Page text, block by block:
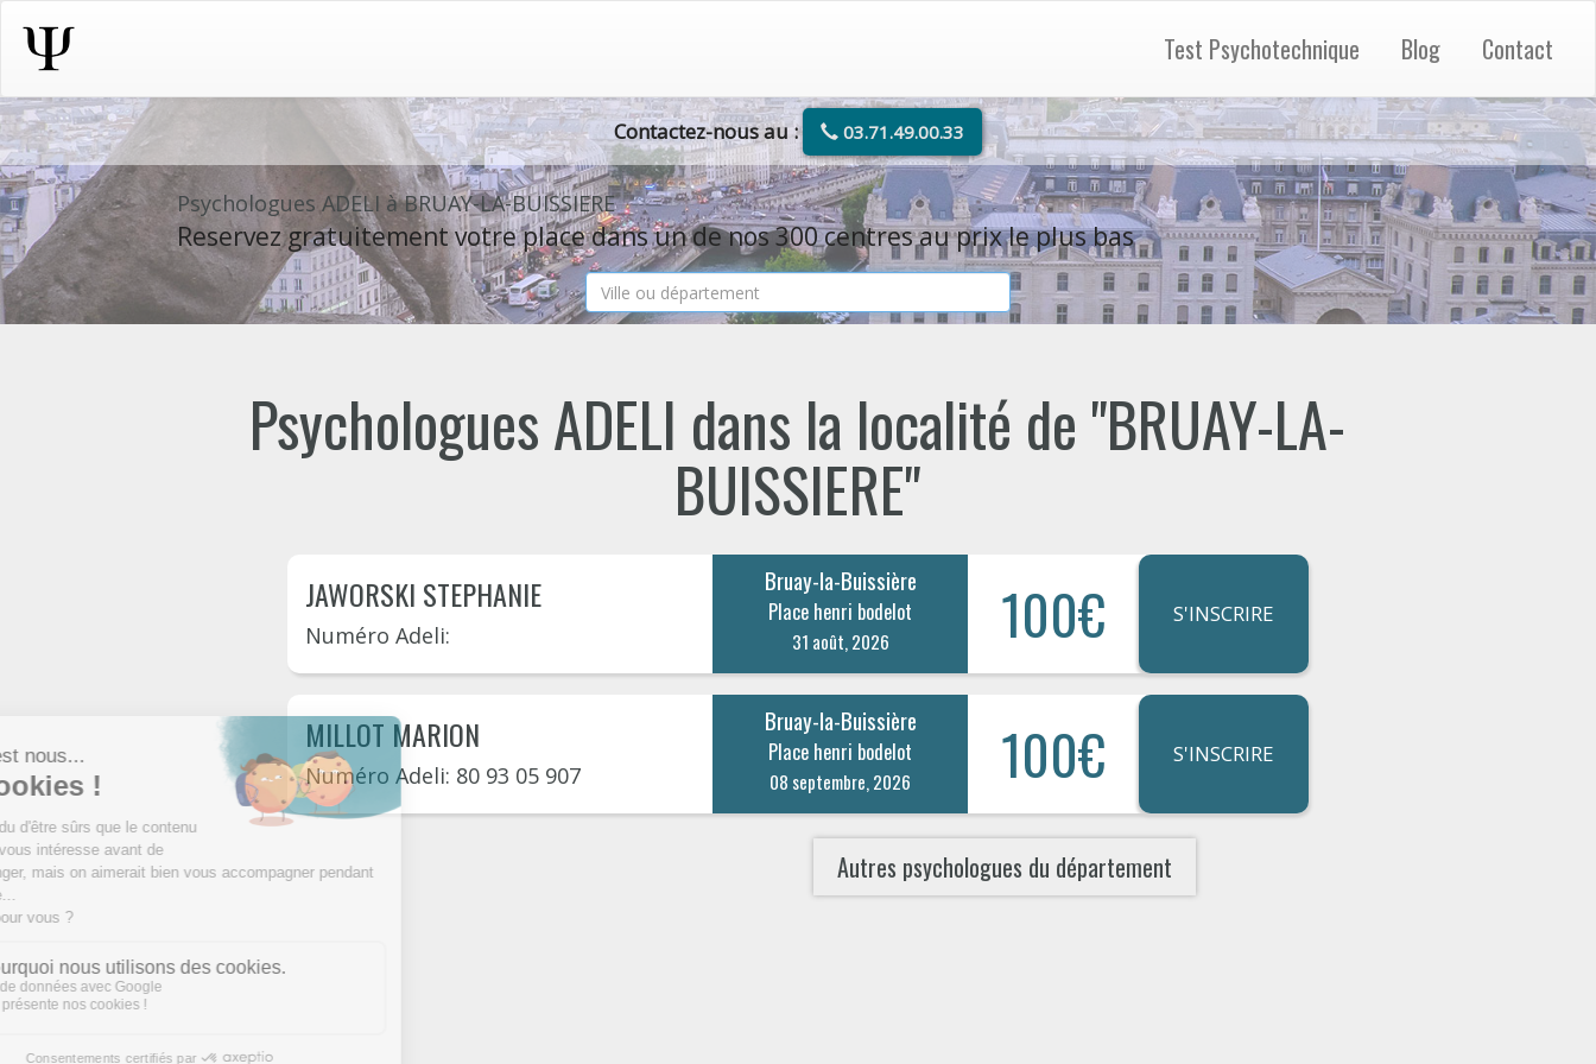
Test Psychotechnique Blog Contact
Contactez-nous au : 03.71.49.00.33
Psychologues ADELI à BRUAY-LA-BUISSIERE
Reservez gratuitement votre place dans un de nos 300 centres au prix le plus bas
Psychologues ADELI dans la localité de "BRUAY-LA-
BUISSIERE"
JAWORSKI STEPHANIE
Numéro Adeli:
Bruay-la-Buissière
Place henri bodelot
31 août, 2026 100€ S'INSCRIRE
MILLOT MARION
Numéro Adeli: 80 93 05 907
Bruay-la-Buissière
Place henri bodelot
08 septembre, 2026 100€ S'INSCRIRE
Autres psychologues du département